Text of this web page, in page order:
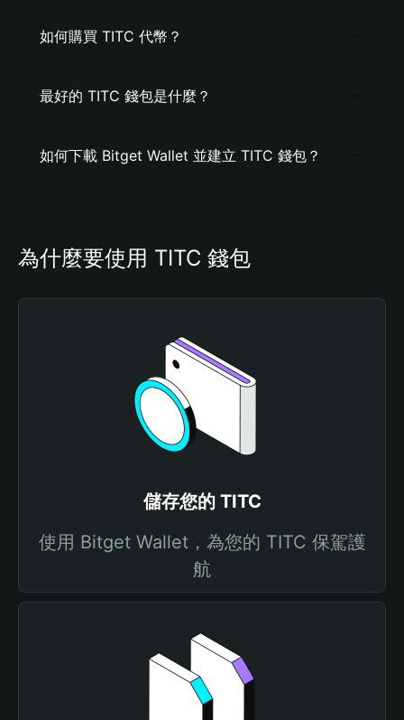
如何購買 TITC 代幣？
最好的 TITC 錢包是什麼？
如何下載 Bitget Wallet 並建立 TITC 錢包？
為什麼要使用 TITC 錢包
儲存您的 TITC
使用 Bitget Wallet，為您的 TITC 保駕護
航